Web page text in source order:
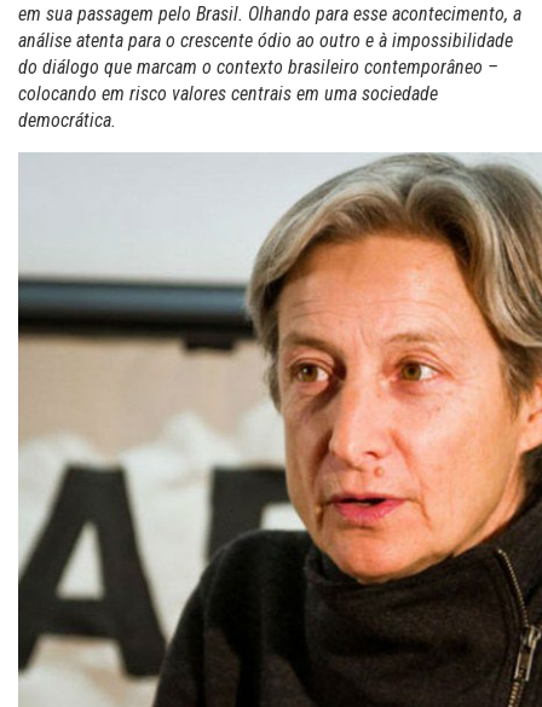
em sua passagem pelo Brasil. Olhando para esse acontecimento, a
análise atenta para o crescente ódio ao outro e à impossibilidade
do diálogo que marcam o contexto brasileiro contemporâneo –
colocando em risco valores centrais em uma sociedade
democrática.